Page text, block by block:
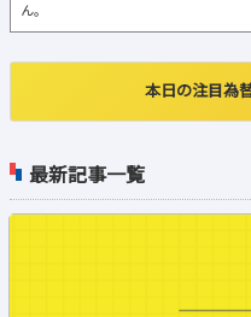
最新記事一覧
ん。
本日の注目為